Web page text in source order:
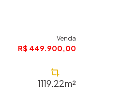
Venda
R$ 449.900,00
1119.22m²